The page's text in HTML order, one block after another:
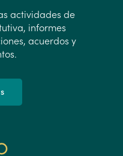
actividades de
informes
acuerdos y